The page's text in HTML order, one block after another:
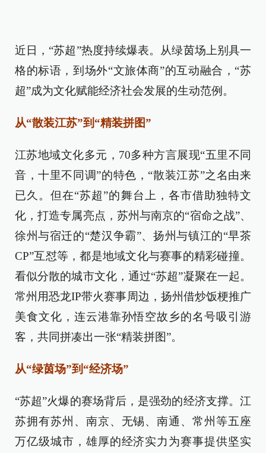
近日，“苏超”热度持续爆表。从绿茵场上别具一
格的标语，到场外“文旅体商”的互动融合，“苏
超”成为文化赋能经济社会发展的生动范例。
从“散装江苏”到“精装拼图”​
江苏地域文化多元，70多种方言展现“五里不同
音，十里不同调”的特色，“散装江苏”之名由来
已久。但在“苏超”的舞台上，各市借助独特文
化，打造专属亮点，苏州与南京的“宿命之战”、
徐州与宿迁的“楚汉争霸”、扬州与镇江的“早茶
CP”互怼等，都是地域文化与赛事的精彩碰撞。
看似分散的城市文化，通过“苏超”凝聚在一起。
常州用恐龙IP带火赛事周边，扬州借炒饭梗推广
美食文化，连云港靠孙悟空故乡的名号吸引游
客，共同拼凑出一张“精装拼图”。
从“绿茵场”到“经济场”​
“苏超”火爆的赛场背后，是强劲的经济支撑。江
苏拥有苏州、南京、无锡、南通、常州等五座
万亿级城市，雄厚的经济实力为赛事提供坚实